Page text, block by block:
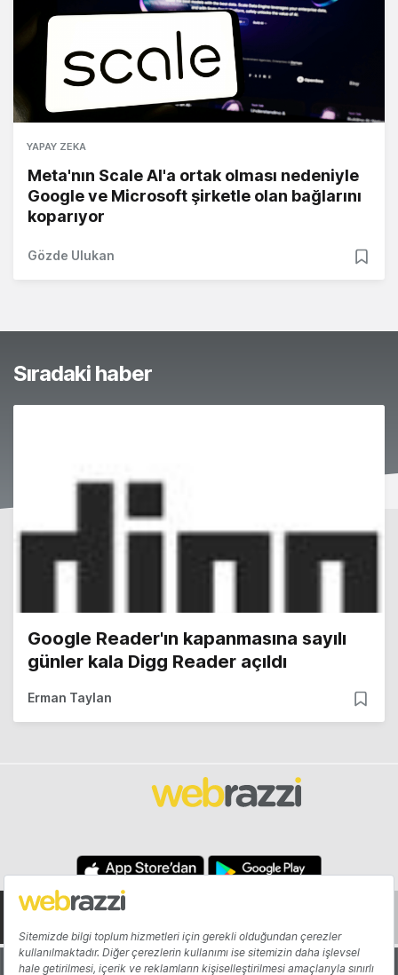
YAPAY ZEKA
Meta'nın Scale AI'a ortak olması nedeniyle
Google ve Microsoft şirketle olan bağlarını
koparıyor
Gözde Ulukan
Sıradaki haber
Google Reader'ın kapanmasına sayılı
günler kala Digg Reader açıldı
Erman Taylan